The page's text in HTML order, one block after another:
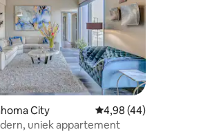
van 4,8 op 5, 191 recensies
City Gemiddelde
4,98 (44)
uniek appartement